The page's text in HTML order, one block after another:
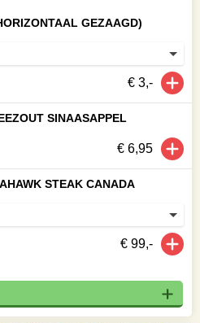
GEZAAGD)
€ 3,-
SINAASAPPEL
€ 6,95
STEAK CANADA
€ 99,-